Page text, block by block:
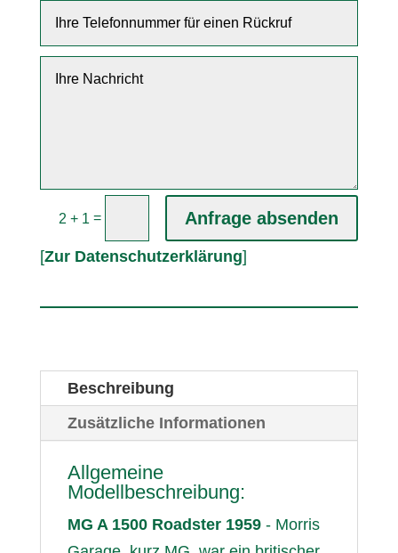
2 + 1 = Anfrage absenden
[Zur Datenschutzerklärung]
Beschreibung
Zusätzliche Informationen
Allgemeine
Modellbeschreibung:
MG A 1500 Roadster 1959- Morris